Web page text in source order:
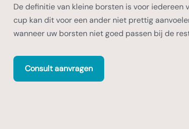
De definitie van kleine borsten is voor
cup kan dit voor een ander niet prettig
wanneer uw borsten niet goed passen bij de
Consult aanvragen